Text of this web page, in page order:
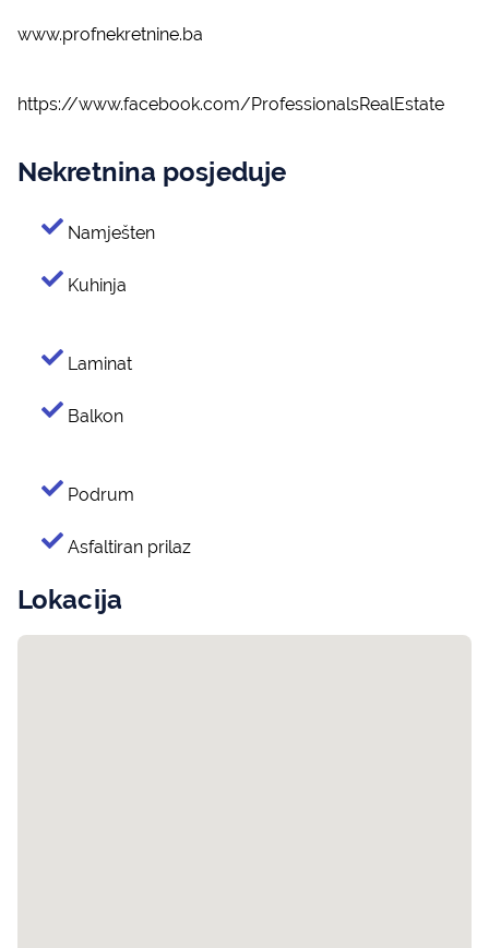
www.profnekretnine.ba
https://www.facebook.com/ProfessionalsRealEstate
Nekretnina posjeduje
Namješten
Kuhinja
Laminat
Balkon
Podrum
Asfaltiran prilaz
Lokacija